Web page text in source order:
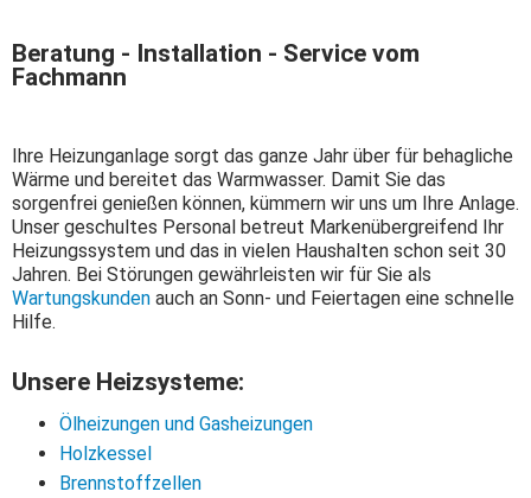
Beratung - Installation - Service vom
Fachmann
Ihre Heizunganlage sorgt das ganze Jahr über für behagliche
Wärme und bereitet das Warmwasser. Damit Sie das
sorgenfrei genießen können, kümmern wir uns um Ihre Anlage.
Unser geschultes Personal betreut Markenübergreifend Ihr
Heizungssystem und das in vielen Haushalten schon seit 30
Jahren. Bei Störungen gewährleisten wir für Sie als
Wartungskunden auch an Sonn- und Feiertagen eine schnelle
Hilfe.
Unsere Heizsysteme:
Ölheizungen und Gasheizungen
Holzkessel
Brennstoffzellen